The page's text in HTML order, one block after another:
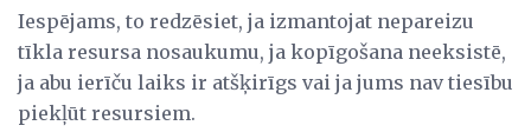
Iespējams, to redzēsiet, ja izmantojat nepareizu
tīkla resursa nosaukumu, ja kopīgošana neeksistē,
ja abu ierīču laiks ir atšķirīgs vai ja jums nav tiesību
piekļūt resursiem.